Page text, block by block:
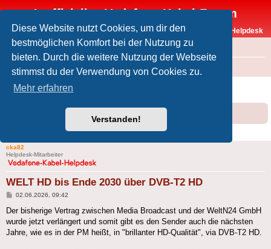
Diese Website nutzt Cookies, um dir den
bestmöglichen Komfort bei der Nutzung zu
bieten. Durch die weitere Nutzung der Webseite
stimmst du der Verwendung von Cookies zu.
Mehr erfahren
Verstanden!
Inoffizielles Vodafone-Kabel-Forum
Vodafone-Kabel-Helpdesk
FAQ
Foren-Übersicht Offtopic
WELT HD bis Ende 2030 über DVB-T2 HD
1 Beitrag • Seite1von
cka82
Helpdesk-Mitarbeiter
WELT HD bis Ende 2030 über DVB-T2 HD
Beitrag
02.06.2026, 09:42
Der bisherige Vertrag zwischen Media Broadcast und der WeltN24 GmbH
wurde jetzt verlängert und somit gibt es den Sender auch die nächsten
Jahre, wie es in der PM heißt, in "brillanter HD-Qualität", via DVB-T2 HD.